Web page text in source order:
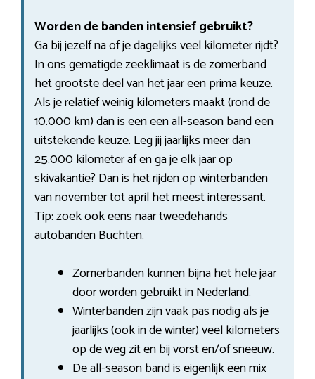
Worden de banden intensief gebruikt?
Ga bij jezelf na of je dagelijks veel kilometer rijdt?
In ons gematigde zeeklimaat is de zomerband
het grootste deel van het jaar een prima keuze.
Als je relatief weinig kilometers maakt (rond de
10.000 km) dan is een een all-season band een
uitstekende keuze. Leg jij jaarlijks meer dan
25.000 kilometer af en ga je elk jaar op
skivakantie? Dan is het rijden op winterbanden
van november tot april het meest interessant.
Tip: zoek ook eens naar tweedehands
autobanden Buchten.
Zomerbanden kunnen bijna het hele jaar
door worden gebruikt in Nederland.
Winterbanden zijn vaak pas nodig als je
jaarlijks (ook in de winter) veel kilometers
op de weg zit en bij vorst en/of sneeuw.
De all-season band is eigenlijk een mix